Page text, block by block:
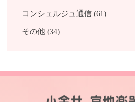
コンシェルジュ通信 (61)
その他 (34)